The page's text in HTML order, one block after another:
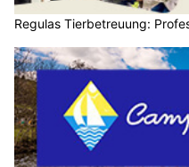
Regulas Tierbetreuung: